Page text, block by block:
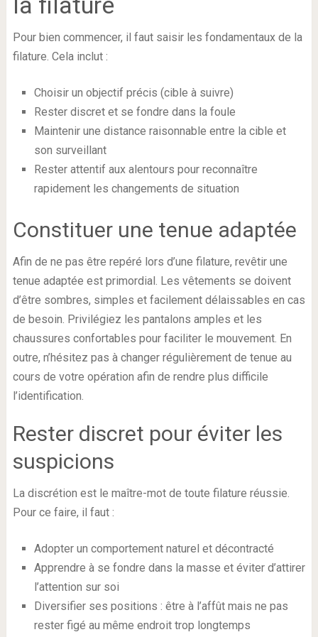
Pour bien commencer, il faut saisir les fondamentaux de la
filature. Cela inclut :
Choisir un objectif précis (cible à suivre)
Rester discret et se fondre dans la foule
Maintenir une distance raisonnable entre la cible et
son surveillant
Rester attentif aux alentours pour reconnaître
rapidement les changements de situation
Constituer une tenue adaptée
Afin de ne pas être repéré lors d’une filature, revêtir une
tenue adaptée est primordial. Les vêtements se doivent
d’être sombres, simples et facilement délaissables en cas
de besoin. Privilégiez les pantalons amples et les
chaussures confortables pour faciliter le mouvement. En
outre, n’hésitez pas à changer régulièrement de tenue au
cours de votre opération afin de rendre plus difficile
l’identification.
Rester discret pour éviter les
suspicions
La discrétion est le maître-mot de toute filature réussie.
Pour ce faire, il faut :
Adopter un comportement naturel et décontracté
Apprendre à se fondre dans la masse et éviter d’attirer
l’attention sur soi
Diversifier ses positions : être à l’affût mais ne pas
rester figé au même endroit trop longtemps